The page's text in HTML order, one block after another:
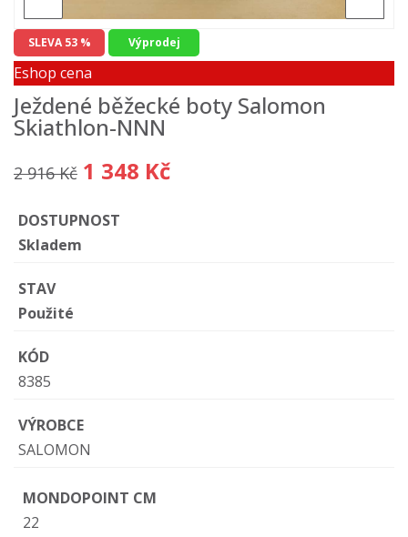
SLEVA 53 % Výprodej
Eshop cena
Ježdené běžecké boty Salomon
Skiathlon-NNN
2 916 Kč 1 348 Kč
DOSTUPNOST
Skladem
STAV
Použité
KÓD
8385
VÝROBCE
SALOMON
MONDOPOINT CM
22